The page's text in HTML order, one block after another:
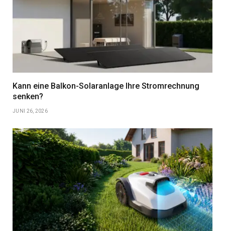
Kann eine Balkon-Solaranlage Ihre Stromrechnung
senken?
JUNI 26, 2026